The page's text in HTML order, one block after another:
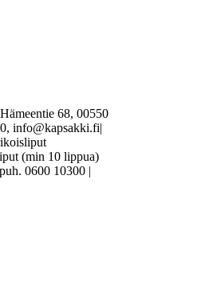
Hämeentie 68, 00550
info@kapsakki.fi|
(min 10 lippua)
0600 10300 |